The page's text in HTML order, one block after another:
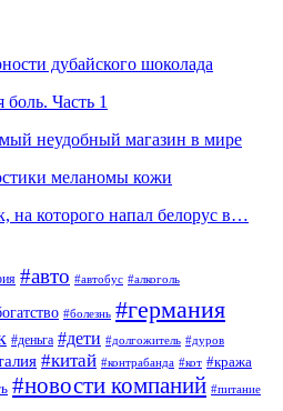
дубайского шоколада
боль. Часть 1
неудобный магазин в мире
меланомы кожи
на которого напал белорус в…
#авто #автобус #алкоголь
#болезнь #германия
#деньга #дети #долгожитель #дуров
#китай #контрабанда #кот #кража
#новости компаний #питание